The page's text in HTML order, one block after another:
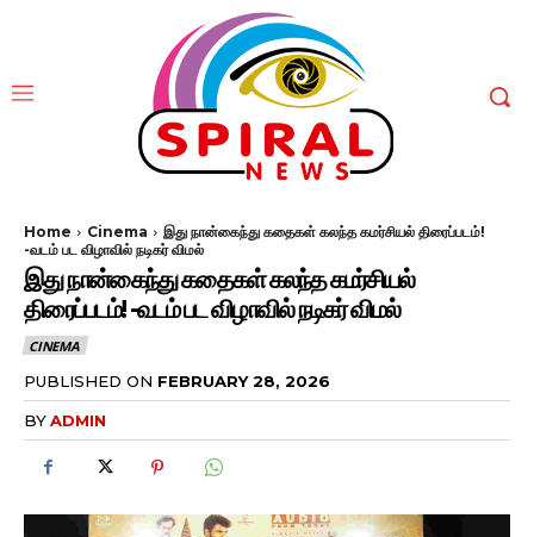
Home Cinema
இது நான்கைந்து கதைகள் கலந்த கமர்சியல் திரைப்படம்!
-வடம் பட விழாவில் நடிகர் விமல்
இது நான்கைந்து கதைகள் கலந்த கமர்சியல்
திரைப்படம்! -வடம் பட விழாவில் நடிகர் விமல்
CINEMA
PUBLISHED ON FEBRUARY 28, 2026
BYADMIN